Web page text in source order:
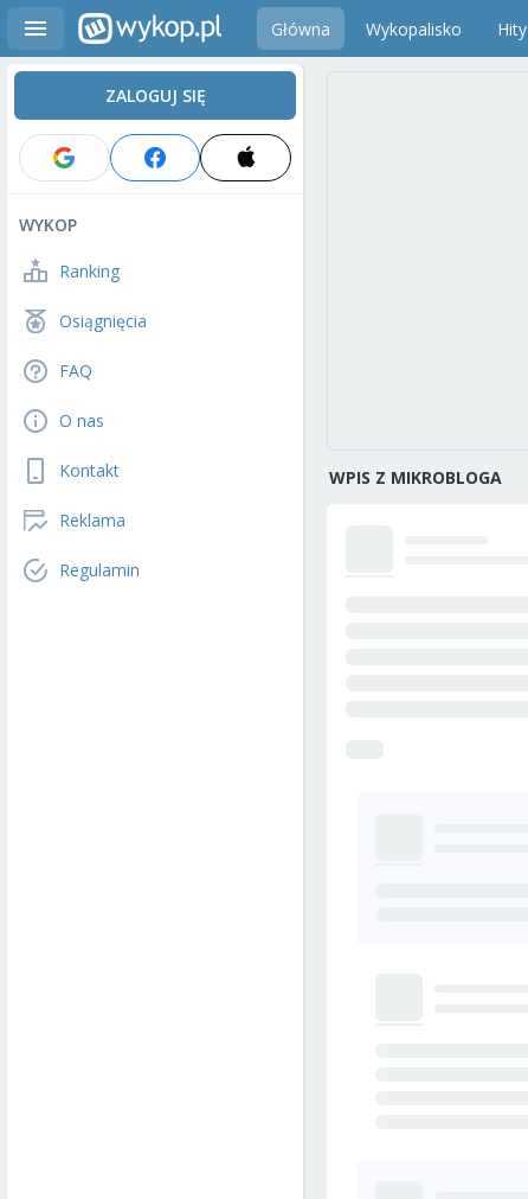
Główna Wykopalisko Hity
ZALOGUJ SIĘ
WYKOP
Ranking
Osiągnięcia
FAQ
O nas
Kontakt
Reklama
Regulamin
WPIS Z MIKROBLOGA